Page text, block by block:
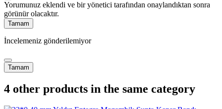
Yorumunuz eklendi ve bir yönetici tarafından onaylandıktan sonra
görünür olacaktır.
Tamam
İncelemeniz gönderilemiyor
Tamam
4 other products in the same category